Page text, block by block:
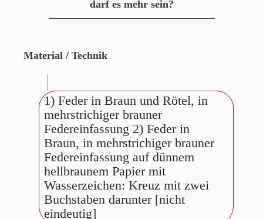
darf es mehr sein?
Material / Technik
1) Feder in Braun und Rötel, in
mehrstrichiger brauner
Federeinfassung 2) Feder in
Braun, in mehrstrichiger brauner
Federeinfassung auf dünnem
hellbraunem Papier mit
Wasserzeichen: Kreuz mit zwei
Buchstaben darunter [nicht
eindeutig]